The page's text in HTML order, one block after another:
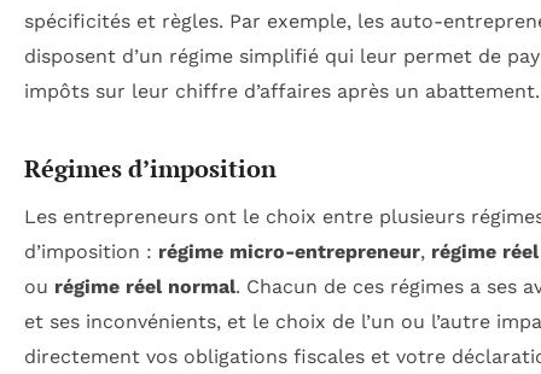
spécificités et règles. Par exemple, les auto-
disposent d’un régime simplifié qui leur permet de
impôts sur leur chiffre d’affaires après un abattement.
Régimes d’imposition
Les entrepreneurs ont le choix entre plusieurs
d’imposition : régime micro-entrepreneur, régime
ou régime réel normal. Chacun de ces régimes a ses
et ses inconvénients, et le choix de l’un ou l’autre
directement vos obligations fiscales et votre